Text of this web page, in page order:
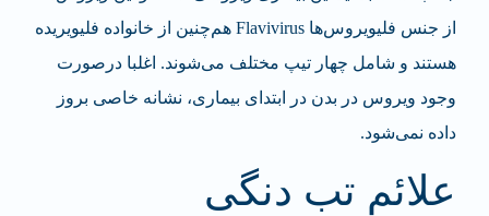
از جنس فلیویروس‌ها Flavivirus هم‌چنین از خانواده فلیویریده
هستند و شامل چهار تیپ مختلف می‌شوند. اغلبا درصورت
وجود ویروس در بدن در ابتدای بیماری، نشانه خاصی بروز
داده نمی‌شود.
علائم تب دنگی